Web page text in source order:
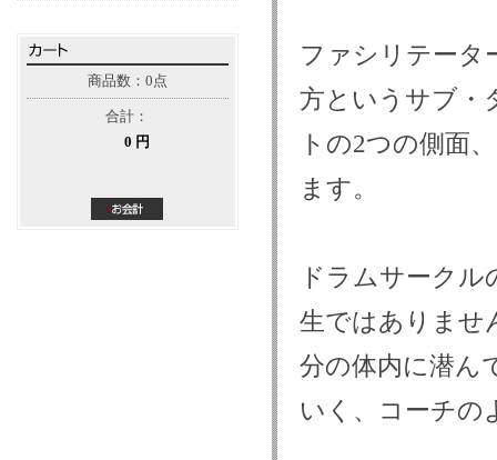
商品数：0点
合計：
0 円
ファシリテータ
方というサブ・
トの2つの側面
ます。
ドラムサーク
生ではありませ
分の体内に潜ん
いく、コーチの